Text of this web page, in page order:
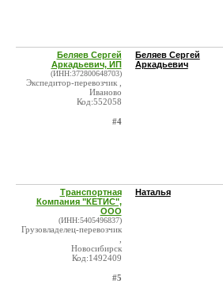
Беляев Сергей
Аркадьевич, ИП
(ИНН:372800648703)
Экспедитор-перевозчик ,
Иваново
Код:552058
#4
Беляев Сергей
Аркадьевич
Транспортная
Компания "КЕТИС",
ООО
(ИНН:5405496837)
Грузовладелец-перевозчик
Новосибирск
Код:1492409
#5
Наталья